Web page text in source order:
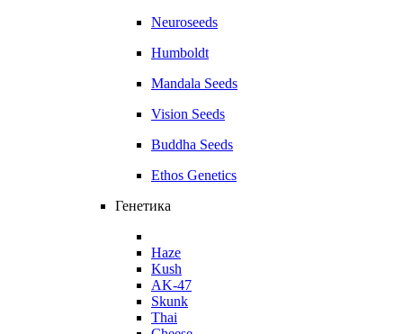
Neuroseeds
Humboldt
Mandala Seeds
Vision Seeds
Buddha Seeds
Ethos Genetics
Генетика
Haze
Kush
AK-47
Skunk
Thai